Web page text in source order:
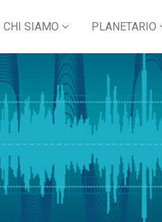
CHI SIAMO PLANETARIO